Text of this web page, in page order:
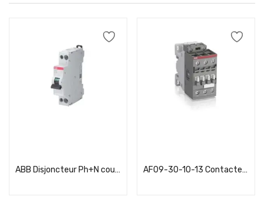
ABB Disjoncteur Ph+N courbe C 20A-3KA 2CSS235102R0204 AF09-30-10-13 Contacteur 3P 4kW 100-240V AC / DC